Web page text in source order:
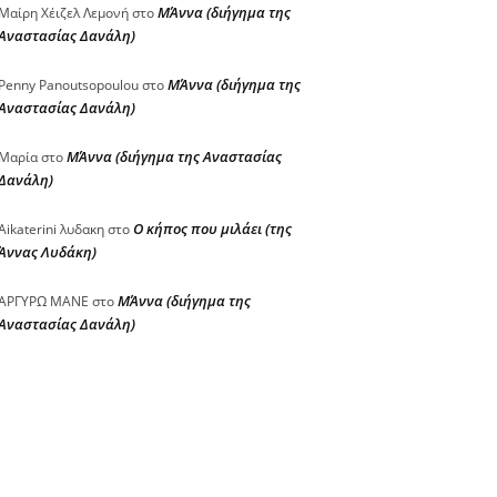
Χέιζελ ΛεμονήστοΜΆννα (διήγημα της
Δανάλη)
PanoutsopoulouστοΜΆννα (διήγημα της
Δανάλη)
στοΜΆννα (διήγημα της Αναστασίας
λυδακηστοΟ κήπος που μιλάει (της
Λυδάκη)
ΜΑΝΕ στοΜΆννα (διήγημα της
Δανάλη)